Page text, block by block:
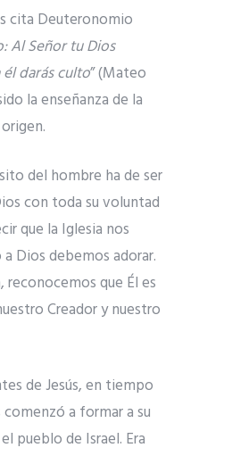
cita Deuteronomio
Al Señor tu Dios
darás culto” (Mateo
la enseñanza de la
del hombre ha de ser
con toda su voluntad
que la Iglesia nos
Dios debemos adorar.
reconocemos que Él es
Creador y nuestro
de Jesús, en tiempo
a formar a su
pueblo de Israel. Era